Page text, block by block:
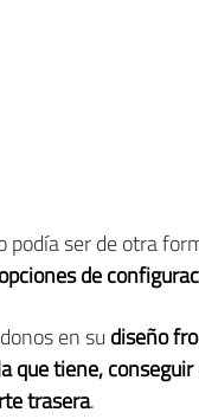
podía ser de otra
de
en su diseño
que tiene,
trasera.